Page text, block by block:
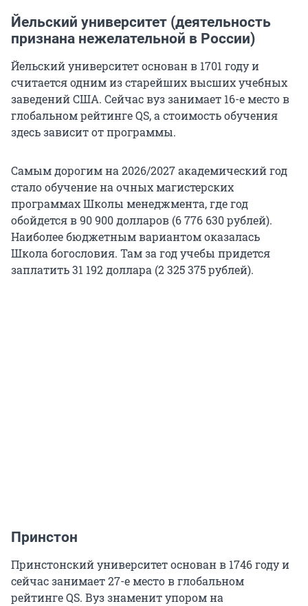
Йельский университет (деятельность
признана нежелательной в России)
Йельский университет основан в 1701 году и
считается одним из старейших высших учебных
заведений США. Сейчас вуз занимает 16-еместо в
глобальном рейтинге QS, а стоимость обучения
здесь зависит от программы.
Самым дорогим на2026/2027академический год
стало обучение на очных магистерских
программах Школы менеджмента, где год
обойдется в90 900долларов (6 776 630рублей).
Наиболее бюджетным вариантом оказалась
Школа богословия. Там за год учебы придется
заплатить31 192доллара (2 325 375рублей).
Принстон
Принстонский университет основан в 1746 году и
сейчас занимает27-еместо в глобальном
рейтинге QS. Вуз знаменит упором на